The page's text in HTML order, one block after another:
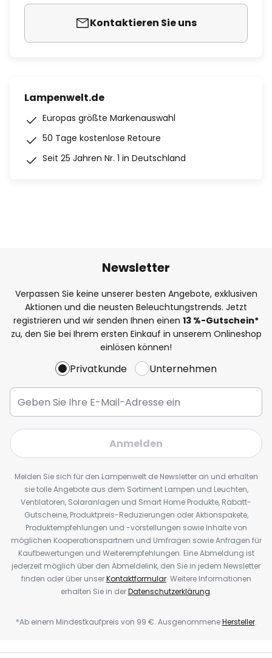
Kontaktieren Sie uns
Lampenwelt.de
Europas größte Markenauswahl
50 Tage kostenlose Retoure
Seit 25 Jahren Nr. 1 in Deutschland
Newsletter
Verpassen Sie keine unserer besten Angebote, exklusiven
Aktionen und die neusten Beleuchtungstrends. Jetzt
registrieren und wir senden Ihnen einen 13 %-Gutschein*
zu, den Sie bei Ihrem ersten Einkauf in unserem Onlineshop
einlösen können!
Privatkunde Unternehmen
Anmelden
Melden Sie sich für den Lampenwelt.de Newsletter an und erhalten
sie tolle Angebote aus dem Sortiment Lampen und Leuchten,
Ventilatoren, Solaranlagen und Smart Home Produkte, Rabatt-
Gutscheine, Produktpreis-Reduzierungen oder Aktionspakete,
Produktempfehlungen und -vorstellungen sowie Inhalte von
möglichen Kooperationspartnern und Umfragen sowie Anfragen für
Kaufbewertungen und Weiterempfehlungen. Eine Abmeldung ist
jederzeit möglich über den Abmeldelink, den Sie in jedem Newsletter
finden oder über unserKontaktformular. Weitere Informationen
erhalten Sie in derDatenschutzerklärung.
*Ab einem Mindestkaufpreis von 99 €. AusgenommeneHersteller.